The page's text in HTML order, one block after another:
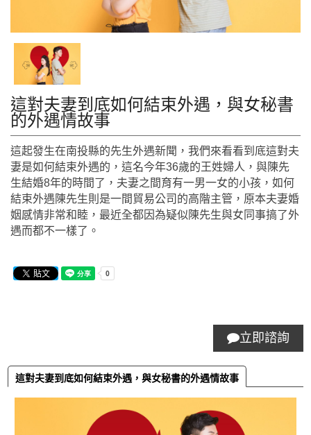
這對夫妻到底如何結束外遇，與女秘書
的外遇情故事
這起發生在南投縣的先生外遇新聞，我們來看看到底這對夫
妻是如何結束外遇的，這名今年36歲的王姓婦人，與陳先
生結婚8年的時間了，夫妻之間育有一男一女的小孩，如何
結束外遇陳先生則是一間貿易公司的高階主管，原本夫妻婚
姻感情非常和睦，最近全都因為疑似陳先生與女同事搞了外
遇而都不一樣了。
立即諮詢
這對夫妻到底如何結束外遇，與女秘書的外遇情故事